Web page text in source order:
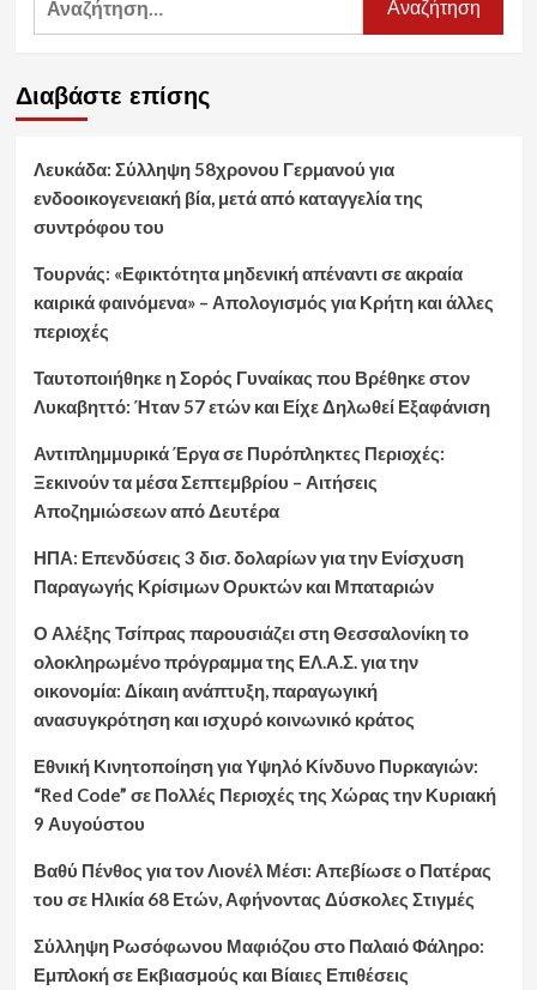
Διαβάστε επίσης
Λευκάδα: Σύλληψη 58χρονου Γερμανού για
ενδοοικογενειακή βία, μετά από καταγγελία της
συντρόφου του
Τουρνάς: «Εφικτότητα μηδενική απέναντι σε ακραία
καιρικά φαινόμενα» – Απολογισμός για Κρήτη και άλλες
περιοχές
Ταυτοποιήθηκε η Σορός Γυναίκας που Βρέθηκε στον
Λυκαβηττό: Ήταν 57 ετών και Είχε Δηλωθεί Εξαφάνιση
Αντιπλημμυρικά Έργα σε Πυρόπληκτες Περιοχές:
Ξεκινούν τα μέσα Σεπτεμβρίου – Αιτήσεις
Αποζημιώσεων από Δευτέρα
ΗΠΑ: Επενδύσεις 3 δισ. δολαρίων για την Ενίσχυση
Παραγωγής Κρίσιμων Ορυκτών και Μπαταριών
Ο Αλέξης Τσίπρας παρουσιάζει στη Θεσσαλονίκη το
ολοκληρωμένο πρόγραμμα της ΕΛ.Α.Σ. για την
οικονομία: Δίκαιη ανάπτυξη, παραγωγική
ανασυγκρότηση και ισχυρό κοινωνικό κράτος
Εθνική Κινητοποίηση για Υψηλό Κίνδυνο Πυρκαγιών:
“Red Code” σε Πολλές Περιοχές της Χώρας την Κυριακή
9 Αυγούστου
Βαθύ Πένθος για τον Λιονέλ Μέσι: Απεβίωσε ο Πατέρας
του σε Ηλικία 68 Ετών, Αφήνοντας Δύσκολες Στιγμές
Σύλληψη Ρωσόφωνου Μαφιόζου στο Παλαιό Φάληρο:
Εμπλοκή σε Εκβιασμούς και Βίαιες Επιθέσεις